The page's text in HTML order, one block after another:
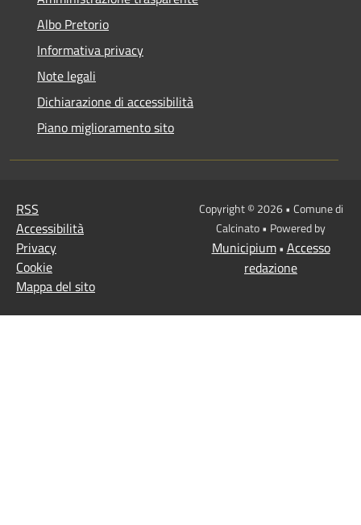
Albo Pretorio
Informativa privacy
Note legali
Dichiarazione di accessibilità
Piano miglioramento sito
RSS
Accessibilità
Privacy
Cookie
Mappa del sito
Copyright © 2026 • Comune di
Calcinato • Powered by
Municipium• Accesso
redazione